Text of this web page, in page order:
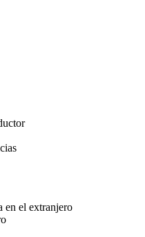
en el extranjero